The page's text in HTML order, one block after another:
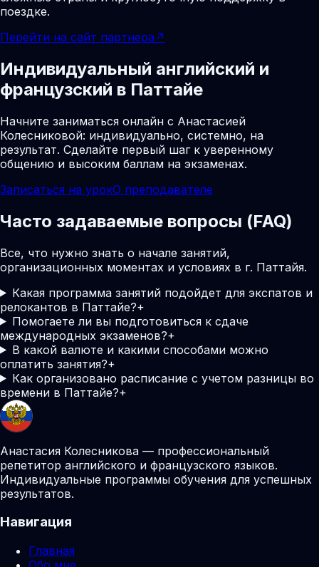
поездке.
Перейти на сайт партнера ↗
Индивидуальный английский и
французский в Паттайе
Начните заниматься онлайн с Анастасией
Колесниковой: индивидуально, системно, на
результат. Сделайте первый шаг к уверенному
общению и высоким баллам на экзаменах.
Записаться на урокО преподавателе
Часто задаваемые вопросы (FAQ)
Все, что нужно знать о начале занятий,
организационных моментах и условиях в г. Паттайя.
Какая программа занятий подойдет для экспатов и
релокантов в Паттайе?+
Помогаете ли вы подготовиться к сдаче
международных экзаменов?+
В какой валюте и какими способами можно
оплатить занятия?+
Как организовано расписание с учетом разницы во
времени в Паттайе?+
Анастасия Колесникова — профессиональный
репетитор английского и французского языков.
Индивидуальные программы обучения для успешных
результатов.
Навигация
Главная